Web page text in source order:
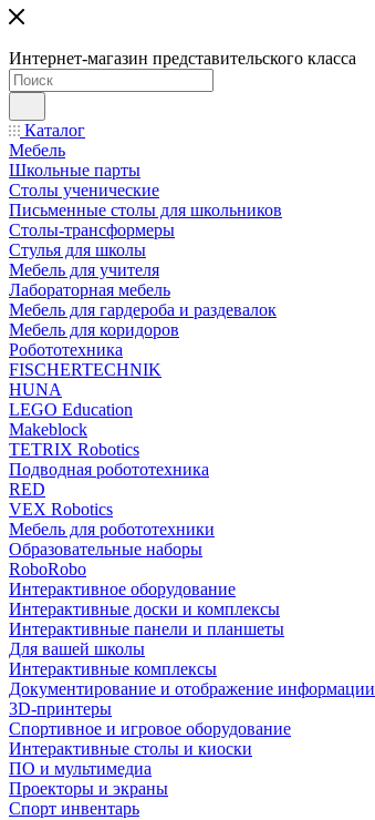
Интернет-магазин представительского класса
Каталог
Мебель
Школьные парты
Столы ученические
Письменные столы для школьников
Столы-трансформеры
Стулья для школы
Мебель для учителя
Лабораторная мебель
Мебель для гардероба и раздевалок
Мебель для коридоров
Робототехника
FISCHERTECHNIK
HUNA
LEGO Education
Makeblock
TETRIX Robotics
Подводная робототехника
RED
VEX Robotics
Мебель для робототехники
Образовательные наборы
RoboRobo
Интерактивное оборудование
Интерактивные доски и комплексы
Интерактивные панели и планшеты
Для вашей школы
Интерактивные комплексы
Документирование и отображение информации
3D-принтеры
Спортивное и игровое оборудование
Интерактивные столы и киоски
ПО и мультимедиа
Проекторы и экраны
Спорт инвентарь